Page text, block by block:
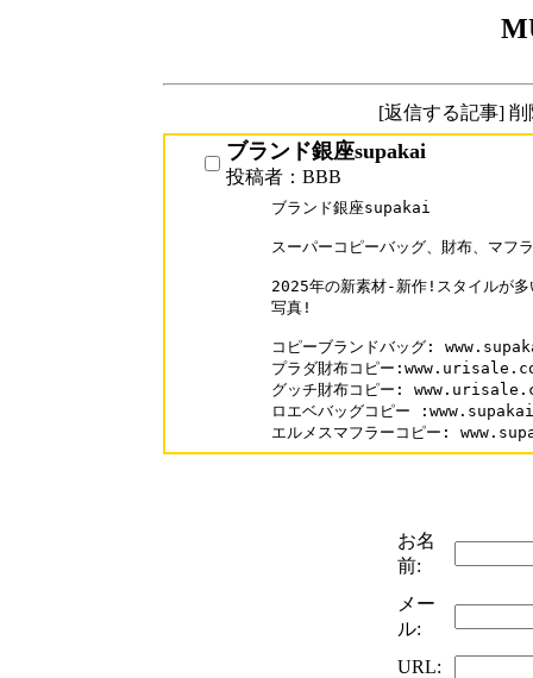
[返信する記事]
ブランド銀座supakai
投稿者：BBB
ブランド銀座supakai
スーパーコピーバッグ、財布、マ
2025年の新素材-新作!スタイルが多
写真!
コピーブランドバッグ:
プラダ財布コピー
グッチ財布コピー:
ロエベバッグコピー
お名
前:
メー
ル:
URL: